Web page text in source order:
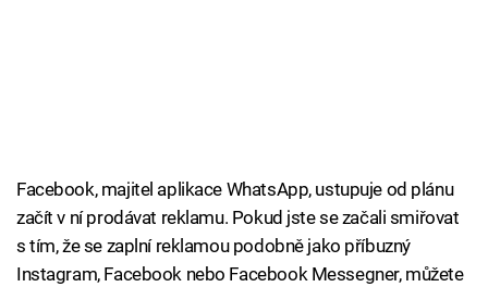
Facebook, majitel aplikace WhatsApp, ustupuje od plánu
začít v ní prodávat reklamu. Pokud jste se začali smiřovat
s tím, že se zaplní reklamou podobně jako příbuzný
Instagram, Facebook nebo Facebook Messegner, můžete